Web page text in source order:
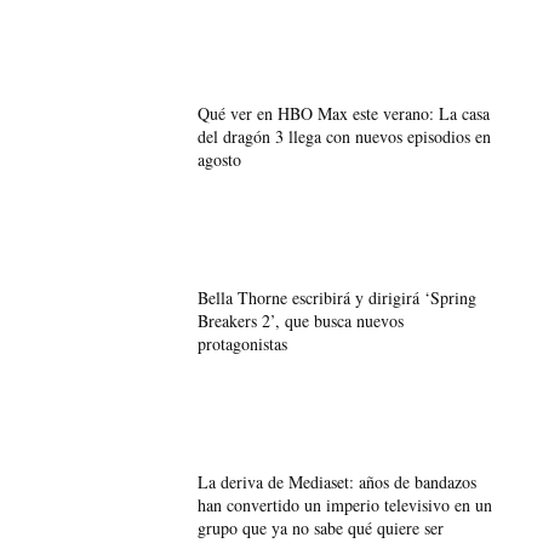
Qué ver en HBO Max este verano: La casa
del dragón 3 llega con nuevos episodios en
agosto
Bella Thorne escribirá y dirigirá ‘Spring
Breakers 2’, que busca nuevos
protagonistas
La deriva de Mediaset: años de bandazos
han convertido un imperio televisivo en un
grupo que ya no sabe qué quiere ser